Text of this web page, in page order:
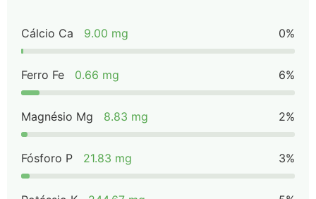
Cálcio Ca 9.00 mg 0%
Ferro Fe 0.66 mg 6%
Magnésio Mg 8.83 mg 2%
Fósforo P 21.83 mg 3%